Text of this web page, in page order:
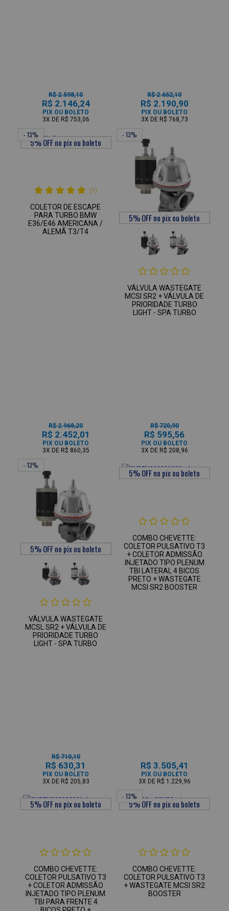
R$ 2.598,10
R$ 2.146,24
PIX OU BOLETO
3X DE R$ 753,06
R$ 2.652,10
R$ 2.190,90
PIX OU BOLETO
3X DE R$ 768,73
- 13%
(1)
COLETOR DE ESCAPE
PARA TURBO BMW
E36/E46 AMERICANA /
ALEMÃ T3/T4
R$ 2.968,20
R$ 2.452,01
PIX OU BOLETO
3X DE R$ 860,35
- 13%
VÁLVULA WASTEGATE
MCSI SR2 + VÁLVULA DE
PRIORIDADE TURBO
LIGHT - SPA TURBO
R$ 720,90
R$ 595,56
PIX OU BOLETO
3X DE R$ 208,96
- 13%
VÁLVULA WASTEGATE
MCSL SR2 + VÁLVULA DE
PRIORIDADE TURBO
LIGHT - SPA TURBO
R$ 710,10
R$ 630,31
PIX OU BOLETO
3X DE R$ 205,83
COMBO CHEVETTE:
COLETOR PULSATIVO T3
+ COLETOR ADMISSÃO
INJETADO TIPO PLENUM
TBI LATERAL 4 BICOS
PRETO + WASTEGATE
MCSI SR2 BOOSTER
R$ 3.505,41
PIX OU BOLETO
3X DE R$ 1.229,96
COMBO CHEVETTE:
COLETOR PULSATIVO T3
+ COLETOR ADMISSÃO
INJETADO TIPO PLENUM
TBI PARA FRENTE 4
- 13%
COMBO CHEVETTE:
COLETOR PULSATIVO T3
+ WASTEGATE MCSI SR2
BOOSTER